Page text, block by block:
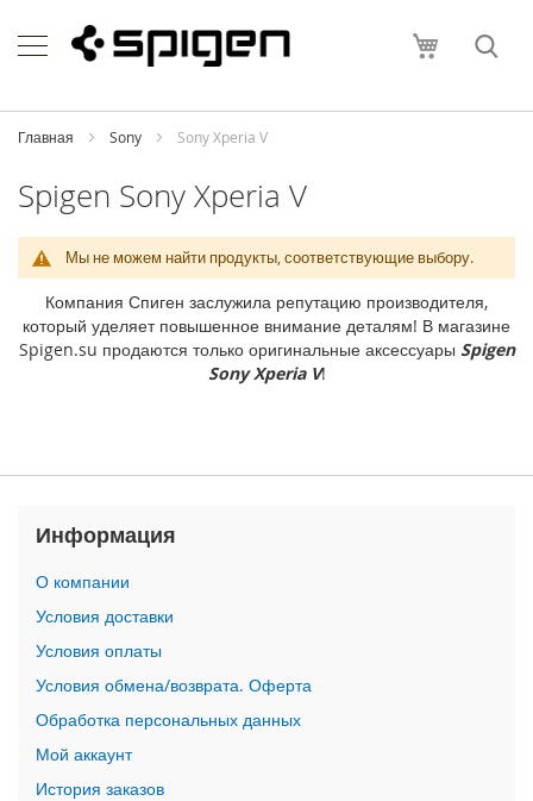
to
Content
Моя
h
o
i
P
h
e
1
M
P
h
o
n
e
1
7
P
r
o
Главная Sony Sony Xperia V
Spigen Sony Xperia V
Мы не можем найти продукты, соответствующие выбору.
Компания Спиген заслужила репутацию производителя,
который уделяет повышенное внимание деталям! В магазине
Spigen.su продаются только оригинальные аксессуары Spigen
Sony Xperia V!
Информация
О компании
Условия доставки
Условия оплаты
Условия обмена/возврата. Оферта
Обработка персональных данных
Мой аккаунт
История заказов